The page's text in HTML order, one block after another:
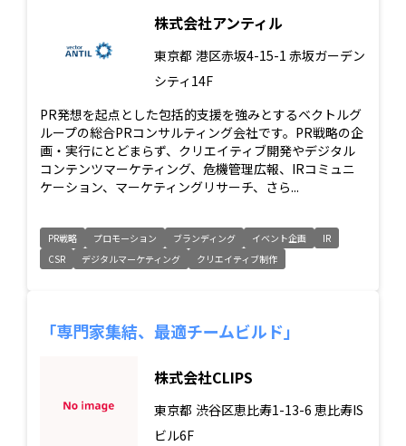
株式会社アンティル
東京都 港区赤坂4-15-1 赤坂ガーデン
シティ14F
PR発想を起点とした包括的支援を強みとするベクトルグ
ループの総合PRコンサルティング会社です。PR戦略の企
画・実行にとどまらず、クリエイティブ開発やデジタル
コンテンツマーケティング、危機管理広報、IRコミュニ
ケーション、マーケティングリサーチ、さら...
PR戦略 プロモーション ブランディング イベント企画
IR
CSR
デジタルマーケティング クリエイティブ制作
「専門家集結、最適チームビルド」
株式会社CLIPS
東京都 渋谷区恵比寿1-13-6 恵比寿IS
ビル6F